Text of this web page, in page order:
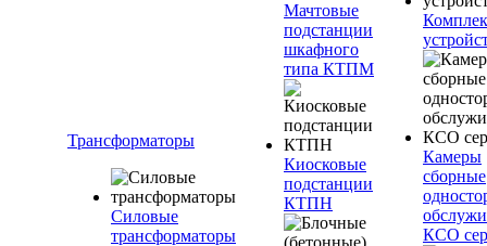
Трансформаторы
Силовые
трансформаторы
Мачтовые
подстанции
шкафного
типа КТПМ
Киосковые
подстанции
КТПН
Камеры
сборные
КСО